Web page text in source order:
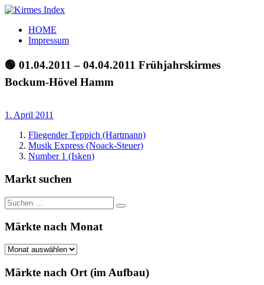
Zum
springen
Kirmes
Index
Tourpläne
der
letzten
Jahre
HOME
Impressum
🟢 01.04.2011 – 04.04.2011 Frühjahrskirmes
Bockum-Hövel Hamm
1. April 2011
Fliegender Teppich (Hartmann)
Musik Express (Noack-Steuer)
Number 1 (Isken)
Markt suchen
Suchen
nach:
Suchen
Märkte nach Monat
Märkte
Monat
Märkte nach Ort (im Aufbau)